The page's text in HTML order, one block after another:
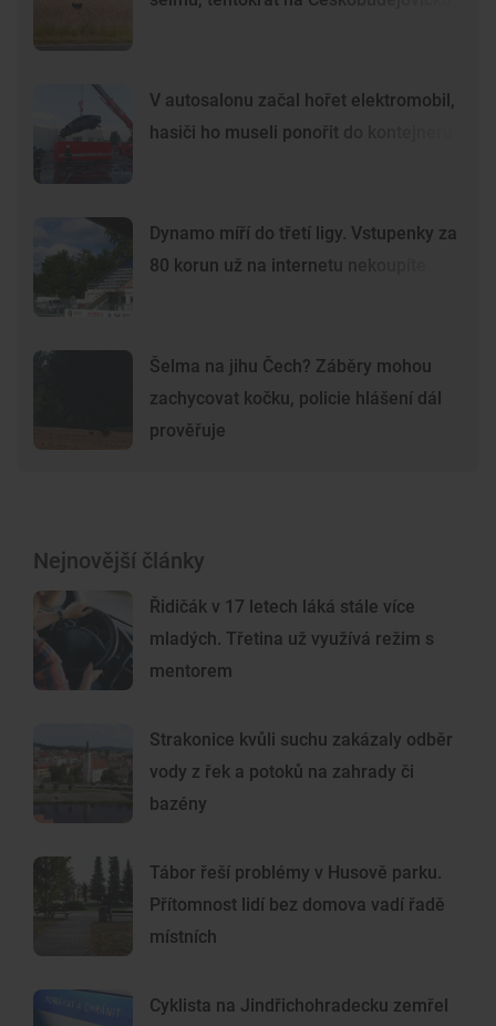
V autosalonu začal hořet elektromobil,
hasiči ho museli ponořit do kontejneru
Dynamo míří do třetí ligy. Vstupenky za
80 korun už na internetu nekoupíte
Šelma na jihu Čech? Záběry mohou
zachycovat kočku, policie hlášení dál
prověřuje
Nejnovější články
Řidičák v 17 letech láká stále více
mladých. Třetina už využívá režim s
mentorem
Strakonice kvůli suchu zakázaly odběr
vody z řek a potoků na zahrady či
bazény
Tábor řeší problémy v Husově parku.
Přítomnost lidí bez domova vadí řadě
místních
Cyklista na Jindřichohradecku zemřel